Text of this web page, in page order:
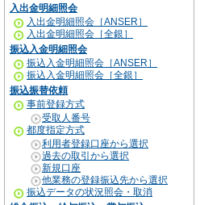
入出金明細照会
入出金明細照会［ANSER］
入出金明細照会［全銀］
振込入金明細照会
振込入金明細照会［ANSER］
振込入金明細照会［全銀］
振込振替依頼
事前登録方式
受取人番号
都度指定方式
利用者登録口座から選択
過去の取引から選択
新規口座
他業務の登録振込先から選択
振込データの状況照会・取消